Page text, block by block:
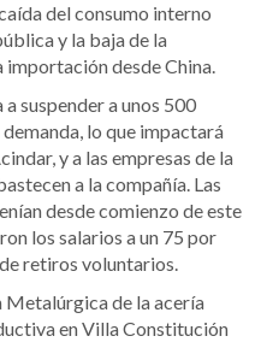
del consumo interno
y la baja de la
importación desde China.
suspender a unos 500
lo que impactará
y a las empresas de la
a la compañía. Las
desde comienzo de este
los salarios a un 75 por
retiros voluntarios.
Metalúrgica de la acería
en Villa Constitución